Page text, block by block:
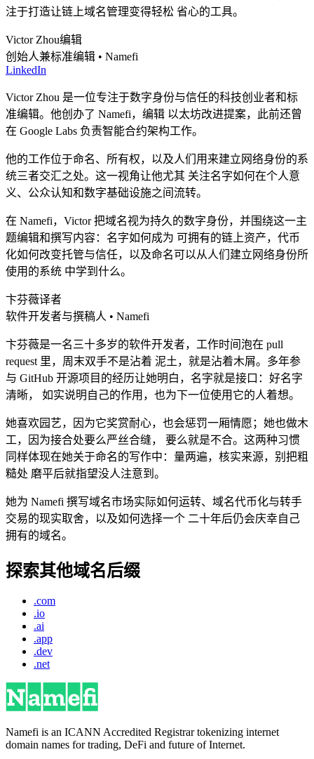
注于打造让链上域名管理变得轻松 省心的工具。
Victor Zhou编辑
创始人兼标准编辑 • Namefi
LinkedIn
Victor Zhou 是一位专注于数字身份与信任的科技创业者和标
准编辑。他创办了 Namefi，编辑 以太坊改进提案，此前还曾
在 Google Labs 负责智能合约架构工作。
他的工作位于命名、所有权，以及人们用来建立网络身份的系
统三者交汇之处。这一视角让他尤其 关注名字如何在个人意
义、公众认知和数字基础设施之间流转。
在 Namefi，Victor 把域名视为持久的数字身份，并围绕这一主
题编辑和撰写内容：名字如何成为 可拥有的链上资产，代币
化如何改变托管与信任，以及命名可以从人们建立网络身份所
使用的系统 中学到什么。
卞芬薇译者
软件开发者与撰稿人 • Namefi
卞芬薇是一名三十多岁的软件开发者，工作时间泡在 pull
request 里，周末双手不是沾着 泥土，就是沾着木屑。多年参
与 GitHub 开源项目的经历让她明白，名字就是接口：好名字
清晰， 如实说明自己的作用，也为下一位使用它的人着想。
她喜欢园艺，因为它奖赏耐心，也会惩罚一厢情愿；她也做木
工，因为接合处要么严丝合缝， 要么就是不合。这两种习惯
同样体现在她关于命名的写作中：量两遍，核实来源，别把粗
糙处 磨平后就指望没人注意到。
她为 Namefi 撰写域名市场实际如何运转、域名代币化与转手
交易的现实取舍，以及如何选择一个 二十年后仍会庆幸自己
拥有的域名。
探索其他域名后缀
.com
.io
.ai
.app
.dev
.net
Namefi is an ICANN Accredited Registrar tokenizing internet
domain names for trading, DeFi and future of Internet.